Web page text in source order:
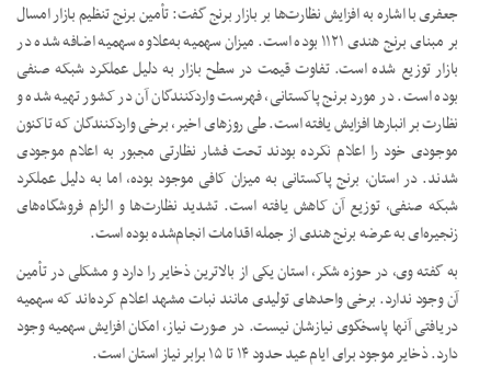
جعفری با اشاره به افزایش نظارت‌ها بر بازار برنج گفت: تأمین برنج تنظیم بازار امسال
بر مبنای برنج هندی ۱۱۲۱ بوده است. میزان سهمیه به‌علاوه سهمیه اضافه شده در
بازار توزیع شده است. تفاوت قیمت در سطح بازار به دلیل عملکرد شبکه صنفی
بوده است. در مورد برنج پاکستانی، فهرست واردکنندگان آن در کشور تهیه شده و
نظارت بر انبارها افزایش یافته است. طی روزهای اخیر، برخی واردکنندگان که تاکنون
موجودی خود را اعلام نکرده بودند تحت فشار نظارتی مجبور به اعلام موجودی
شدند. در استان، برنج پاکستانی به میزان کافی موجود بوده، اما به دلیل عملکرد
شبکه صنفی، توزیع آن کاهش یافته است. تشدید نظارت‌ها و الزام فروشگاه‌های
زنجیره‌ای به عرضه برنج هندی از جمله اقدامات انجام‌شده بوده است.
به گفته وی، در حوزه شکر، استان یکی از بالاترین ذخایر را دارد و مشکلی در تأمین
آن وجود ندارد. برخی واحدهای تولیدی مانند نبات مشهد اعلام کرده‌اند که سهمیه
دریافتی آنها پاسخگوی نیازشان نیست. در صورت نیاز، امکان افزایش سهمیه وجود
دارد. ذخایر موجود برای ایام عید حدود ۱۴ تا ۱۵ برابر نیاز استان است.